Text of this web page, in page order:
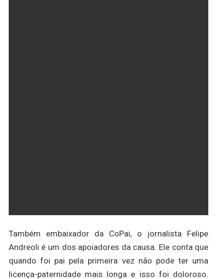
Também embaixador da CoPai, o jornalista Felipe
Andreoli é um dos apoiadores da causa. Ele conta que
quando foi pai pela primeira vez não pode ter uma
licença-paternidade mais longa e isso foi doloroso.